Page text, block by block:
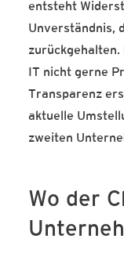
entsteht
Unverständnis,
IT nicht gerne
Transparenz
aktuelle
zweiten
Wo der